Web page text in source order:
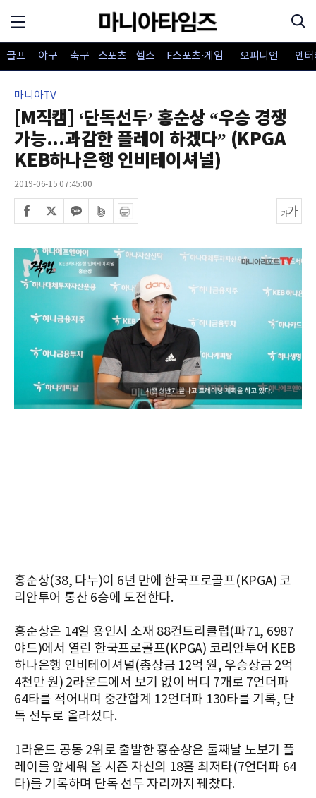
골프 야구 축구 스포츠 헬스 E스포츠·게임 오피니언 엔
마니아TV
[M직캠] ‘단독선두’ 홍순상 “우승 경쟁
가능...과감한 플레이 하겠다” (KPGA
KEB하나은행 인비테이셔널)
2019-06-15 07:45:00
홍순상(38, 다누)이 6년 만에 한국프로골프(KPGA) 코
리안투어 통산 6승에 도전한다.
홍순상은 14일 용인시 소재 88컨트리클럽(파71, 6987
야드)에서 열린 한국프로골프(KPGA) 코리안투어 KEB
하나은행 인비테이셔널(총상금 12억 원, 우승상금 2억
4천만 원) 2라운드에서 보기 없이 버디 7개로 7언더파
64타를 적어내며 중간합계 12언더파 130타를 기록, 단
독 선두로 올라섰다.
1라운드 공동 2위로 출발한 홍순상은 둘째날 노보기 플
레이를 앞세워 올 시즌 자신의 18홀 최저타(7언더파 64
타)를 기록하며 단독 선두 자리까지 꿰찼다.